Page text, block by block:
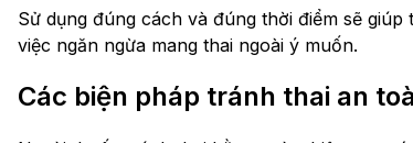
Sử dụng đúng cách và đúng thời điểm sẽ
việc ngăn ngừa mang thai ngoài ý muốn.
Các biện pháp tránh thai an